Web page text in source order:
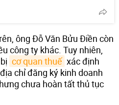
ông Đỗ Văn Bửu Điền còn
công ty khác. Tuy nhiên,
cơ quan thuế xác định
chỉ đăng ký kinh doanh
chưa hoàn tất thủ tục